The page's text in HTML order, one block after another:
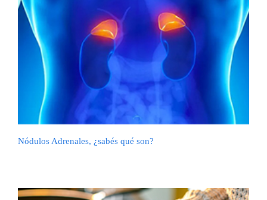
Nódulos Adrenales, ¿sabés qué son?